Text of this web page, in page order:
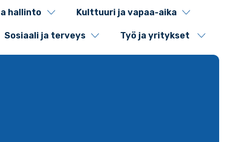
hallinto Kulttuuri ja vapaa-aika
Sosiaali ja terveys Työ ja yritykset